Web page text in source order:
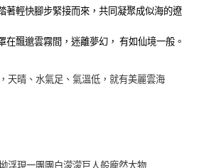
著輕快腳步緊接而來 ，共同凝聚成似海的遼
在飄邈雲霧間，迷離夢幻， 有如仙境一般。
天晴、水氣足、氣溫低，就有美麗雲海
浮現一團團白濛濛巨人般龐然大物